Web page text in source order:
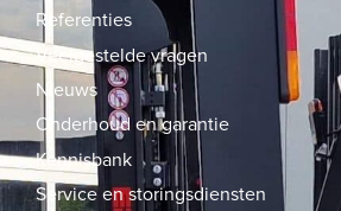
Referenties
Veelgestelde vragen
Nieuws
Onderhoud en garantie
Kennisbank
Service en storingsdiensten